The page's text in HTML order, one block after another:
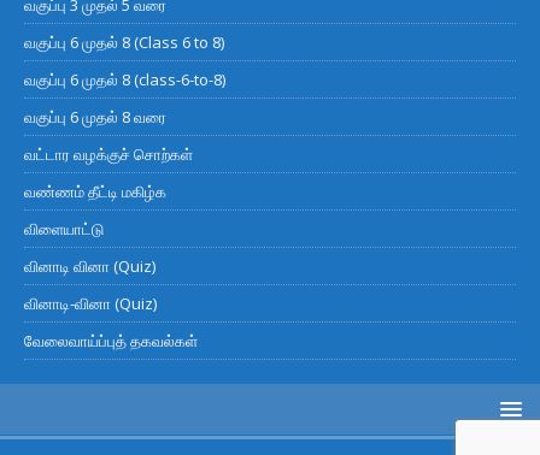
வகுப்பு 3 முதல் 5 வரை
வகுப்பு 6 முதல் 8 (Class 6 to 8)
வகுப்பு 6 முதல் 8 (class-6-to-8)
வகுப்பு 6 முதல் 8 வரை
வட்டார வழக்குச் சொற்கள்
வண்ணம் தீட்டி மகிழ்க
விளையாட்டு
வினாடி வினா (Quiz)
வினாடி-வினா (Quiz)
வேலைவாய்ப்புத் தகவல்கள்